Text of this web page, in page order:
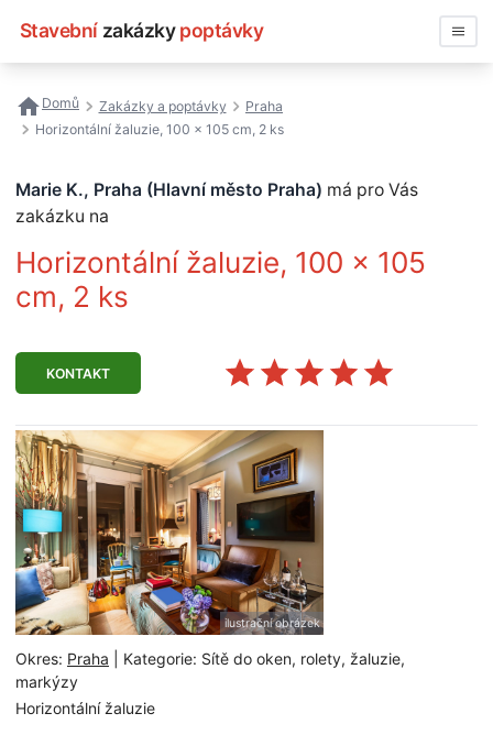
Stavební zakázky poptávky
Všechny zakázky
Nejčastější vyhledávání
Domů Zakázky a poptávky
Praha
Horizontální žaluzie, 100 x 105 cm, 2 ks
Marie K., Praha (Hlavní město Praha) má pro Vás
zakázku na
Horizontální žaluzie, 100 x 105
cm, 2 ks
KONTAKT
Okres: Praha | Kategorie: Sítě do oken, rolety, žaluzie,
markýzy
Horizontální žaluzie
ilustrační obrázek